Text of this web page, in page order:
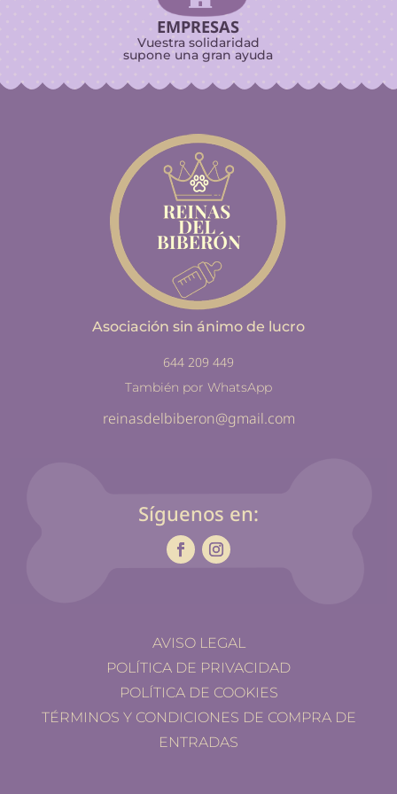
EMPRESAS
Vuestra solidaridad
supone una gran ayuda
Asociación sin ánimo de lucro
644 209 449
También por WhatsApp
reinasdelbiberon@gmail.com
Síguenos en:
AVISO LEGAL
POLÍTICA DE PRIVACIDAD
POLÍTICA DE COOKIES
TÉRMINOS Y CONDICIONES DE COMPRA DE
ENTRADAS